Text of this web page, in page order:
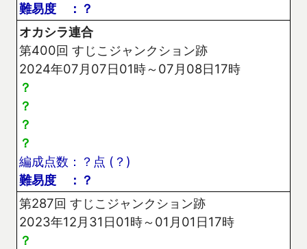
難易度 ：？
オカシラ連合
第400回 すじこジャンクション跡
2024年07月07日01時～07月08日17時
？
？
？
？
編成点数：？点 (？)
難易度 ：？
第287回 すじこジャンクション跡
2023年12月31日01時～01月01日17時
？